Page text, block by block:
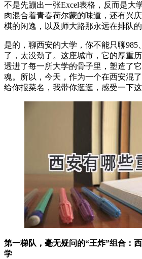
不是先蹦出一张Excel表格，反而是大
肉混合着青春荷尔蒙的味道，还有兴
棋的闲逸，以及师大路那永远在排队的
是的，聊西安的大学，你不能只聊985
了，太没劲了。这座城市，它的厚重
透进了每一所大学的骨子里，塑造了
魂。所以，今天，作为一个在西安混
给你报菜名，我带你逛逛，感受一下
第一梯队，毫无疑问的“王炸”组合：
学